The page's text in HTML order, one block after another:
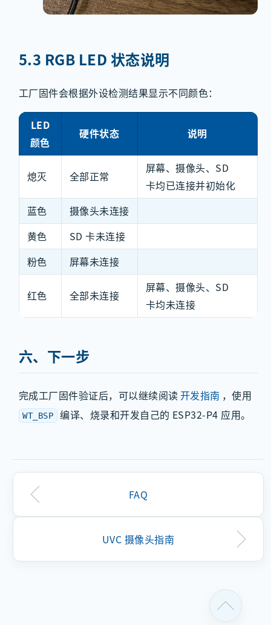
5.3 RGB LED 状态说明
工厂固件会根据外设检测结果显示不同颜色：
LED
颜色
硬件状态 说明
熄灭 全部正常
屏幕、摄像头、SD
卡均已连接并初始化
蓝色
摄像头未连接
黄色
SD 卡未连接
粉色
屏幕未连接
红色 全部未连接
屏幕、摄像头、SD
卡均未连接
六、下一步
完成工厂固件验证后，可以继续阅读开发指南 ，使用
WT_BSP 编译、烧录和开发自己的 ESP32-P4 应用。
FAQ
UVC 摄像头指南